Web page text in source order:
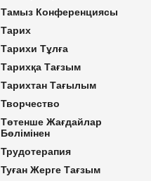
Тамыз Конференциясы
Тарих
Тарихи Тұлға
Тарихқа Тағзым
Тарихтан Тағылым
Творчество
Төтенше Жағдайлар
Бөлімінен
Трудотерапия
Туған Жерге Тағзым